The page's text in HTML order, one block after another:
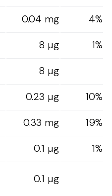
0.04 mg
4%
8 µg
1%
8 µg
0.23 µg
10%
0.33 mg
19%
0.1 µg
1%
0.1 µg